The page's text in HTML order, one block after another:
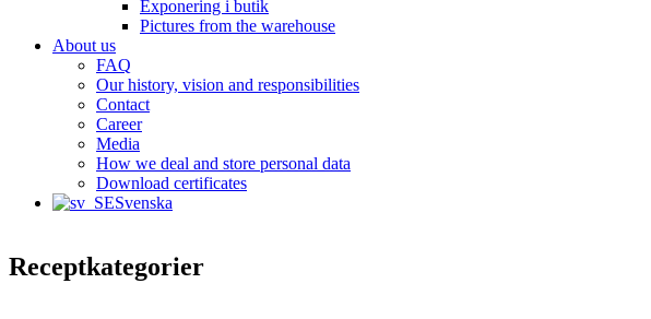
Exponering i butik
Pictures from the warehouse
About us
FAQ
Our history, vision and responsibilities
Contact
Career
Media
How we deal and store personal data
Download certificates
Svenska
Receptkategorier